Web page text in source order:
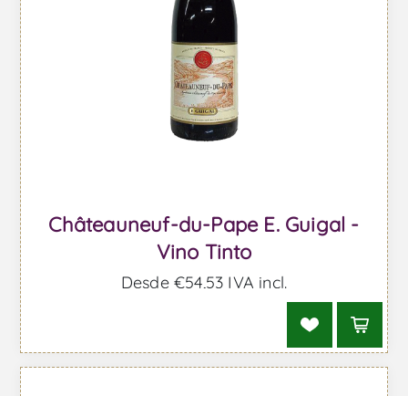
Châteauneuf-du-Pape E. Guigal -
Vino Tinto
Desde €54,53 IVA incl.